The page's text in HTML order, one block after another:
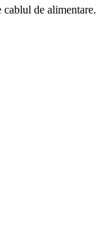
de alimentare.